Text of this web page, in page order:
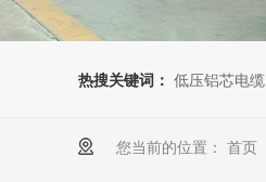
热搜关键词： 低压铝芯电缆
您当前的位置： 首页